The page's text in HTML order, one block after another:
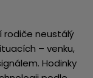
rodiče neustálý
– venku,
Hodinky